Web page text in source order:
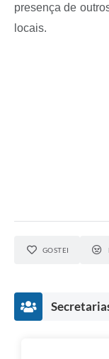
presença de
locais.
GOSTEI